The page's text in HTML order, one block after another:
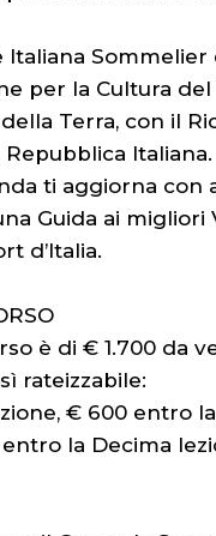
Italiana Sommelier
per la Cultura del
Terra, con il
Italiana.
ti aggiorna con
Guida ai migliori
d’Italia.
è di € 1.700 da
rateizzabile:
€ 600 entro
la Decima